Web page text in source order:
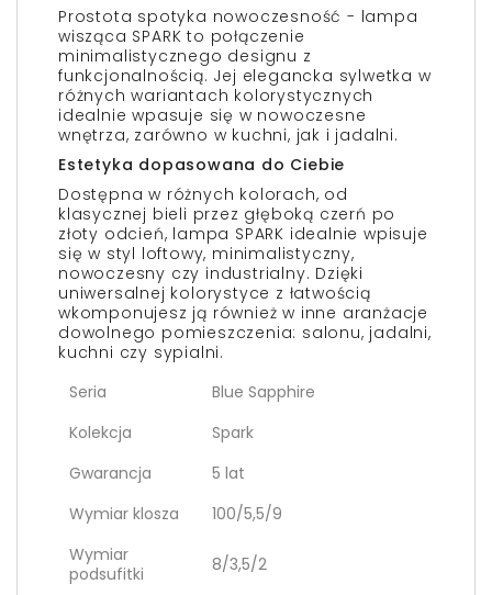
Prostota spotyka nowoczesność - lampa
wisząca SPARK to połączenie
minimalistycznego designu z
funkcjonalnością. Jej elegancka sylwetka w
różnych wariantach kolorystycznych
idealnie wpasuje się w nowoczesne
wnętrza, zarówno w kuchni, jak i jadalni.
Estetyka dopasowana do Ciebie
Dostępna w różnych kolorach, od
klasycznej bieli przez głęboką czerń po
złoty odcień, lampa SPARK idealnie wpisuje
się w styl loftowy, minimalistyczny,
nowoczesny czy industrialny. Dzięki
uniwersalnej kolorystyce z łatwością
wkomponujesz ją również w inne aranżacje
dowolnego pomieszczenia: salonu, jadalni,
kuchni czy sypialni.
Seria
Blue Sapphire
Kolekcja
Spark
Gwarancja
5 lat
Wymiar klosza
100/5,5/9
Wymiar
podsufitki
8/3,5/2